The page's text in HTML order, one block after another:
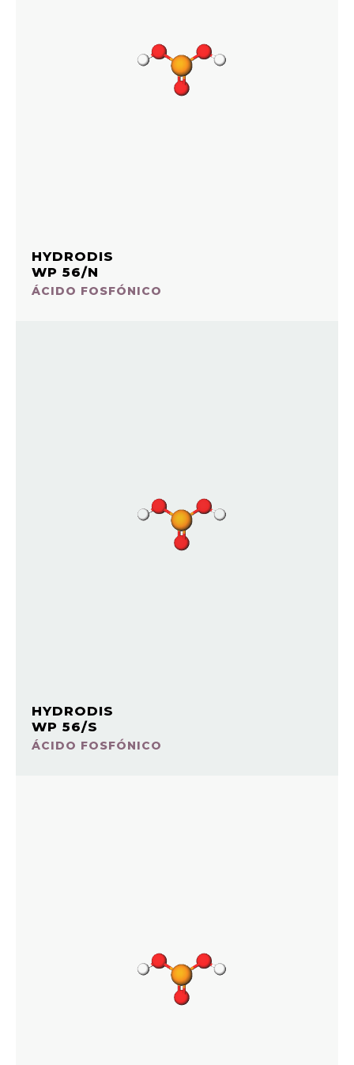
HYDRODIS
WP 56/N
ÁCIDO FOSFÓNICO
HYDRODIS
WP 56/S
ÁCIDO FOSFÓNICO